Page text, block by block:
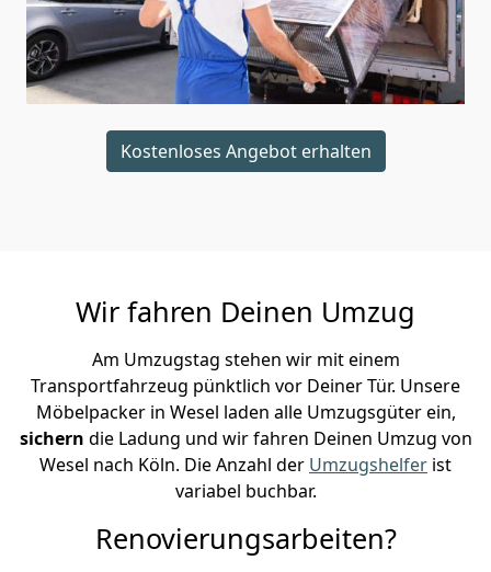
Kostenloses Angebot erhalten
Wir fahren Deinen Umzug
Am Umzugstag stehen wir mit einem
Transportfahrzeug pünktlich vor Deiner Tür. Unsere
Möbelpacker in Wesel laden alle Umzugsgüter ein,
sichern die Ladung und wir fahren Deinen Umzug von
Wesel nach Köln. Die Anzahl der Umzugshelfer ist
variabel buchbar.
Renovierungsarbeiten?